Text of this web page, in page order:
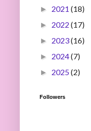
► 2021 (18)
► 2022 (17)
► 2023(16)
► 2024(7)
► 2025(2)
Followers